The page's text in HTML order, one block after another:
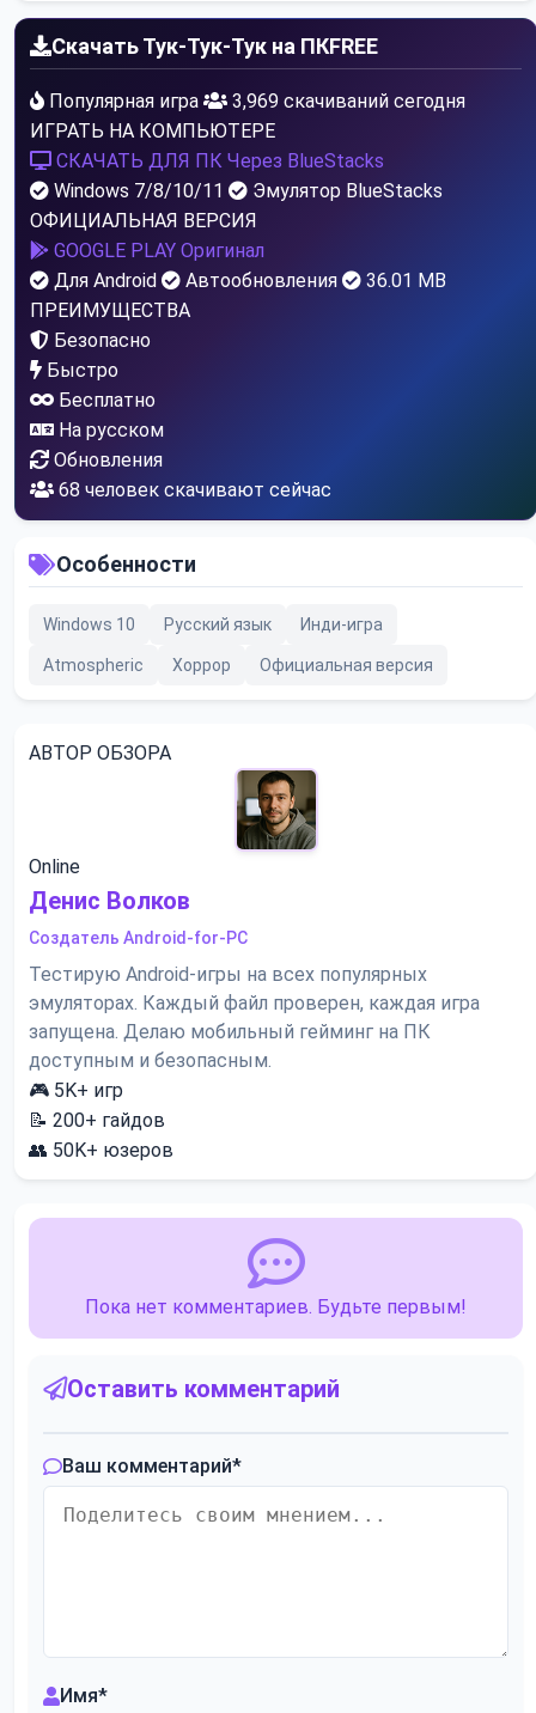
Скачать Тук-Тук-Тук на ПКFREE
Популярная игра
3,969 скачиваний сегодня
ИГРАТЬ НА КОМПЬЮТЕРЕ
СКАЧАТЬ ДЛЯ ПК Через BlueStacks
Windows 7/8/10/11
Эмулятор BlueStacks
ОФИЦИАЛЬНАЯ ВЕРСИЯ
GOOGLE PLAY Оригинал
Для Android
Автообновления
36.01 MB
ПРЕИМУЩЕСТВА
Безопасно
Быстро
Бесплатно
На русском
Обновления
67 человек скачивают сейчас
Особенности
Windows 10 Русский язык Инди-игра
Atmospheric Хоррор Официальная версия
АВТОР ОБЗОРА
Online
Денис Волков
Создатель Android-for-PC
Тестирую Android-игры на всех популярных
эмуляторах. Каждый файл проверен, каждая игра
запущена. Делаю мобильный гейминг на ПК
доступным и безопасным.
🎮 5K+ игр
📝 200+ гайдов
👥 50K+ юзеров
Пока нет комментариев. Будьте первым!
Оставить комментарий
Ваш комментарий*
Имя*